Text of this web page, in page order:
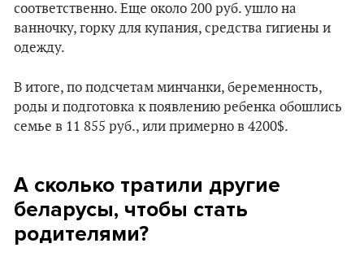
соответственно. Еще около 200 руб. ушло на
ванночку, горку для купания, средства гигиены и
одежду.
В итоге, по подсчетам минчанки, беременность,
роды и подготовка к появлению ребенка обошлись
семье в 11 855 руб., или примерно в 4200$.
А сколько тратили другие
беларусы, чтобы стать
родителями?